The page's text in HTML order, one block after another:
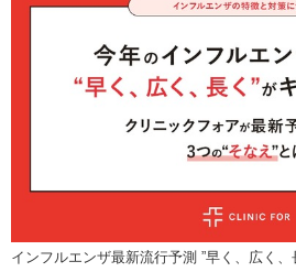
インフルエンザ最新流行予測 ”早く、広く、